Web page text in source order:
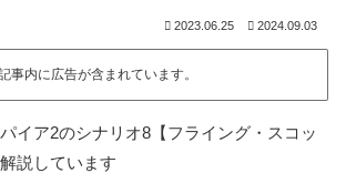
2023.06.25 2024.09.03
事内に広告が含まれています。
イア2のシナリオ8【フライング・スコッ
説しています